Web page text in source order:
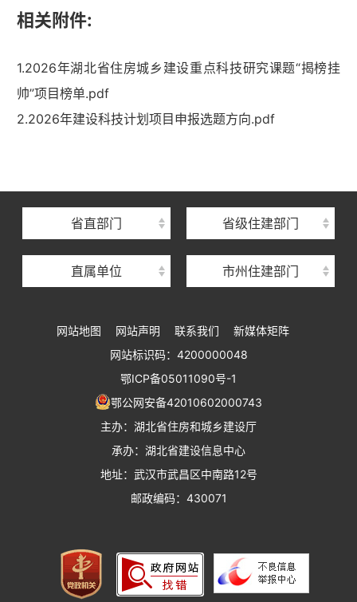
相关附件:
1.2026年湖北省住房城乡建设重点科技研究课题“揭榜挂
帅”项目榜单.pdf
2.2026年建设科技计划项目申报选题方向.pdf
省直部门 省级住建部门
直属单位
湖北省住建厅机关后勤服务中心
湖北省住房保障中心
湖北省建设工程质量安全监督总站
湖北省建设工程标准定额管理总站
湖北省住建厅执业资格注册中心
湖北省城乡建设发展中心
湖北城市建设职业技术学院
市州住建部门
网站地图 网站声明 联系我们
新媒体矩阵
网站标识码：4200000048
鄂ICP备05011090号-1
鄂公网安备42010602000743
主办：湖北省住房和城乡建设厅
承办：湖北省建设信息中心
地址：武汉市武昌区中南路12号
邮政编码：430071